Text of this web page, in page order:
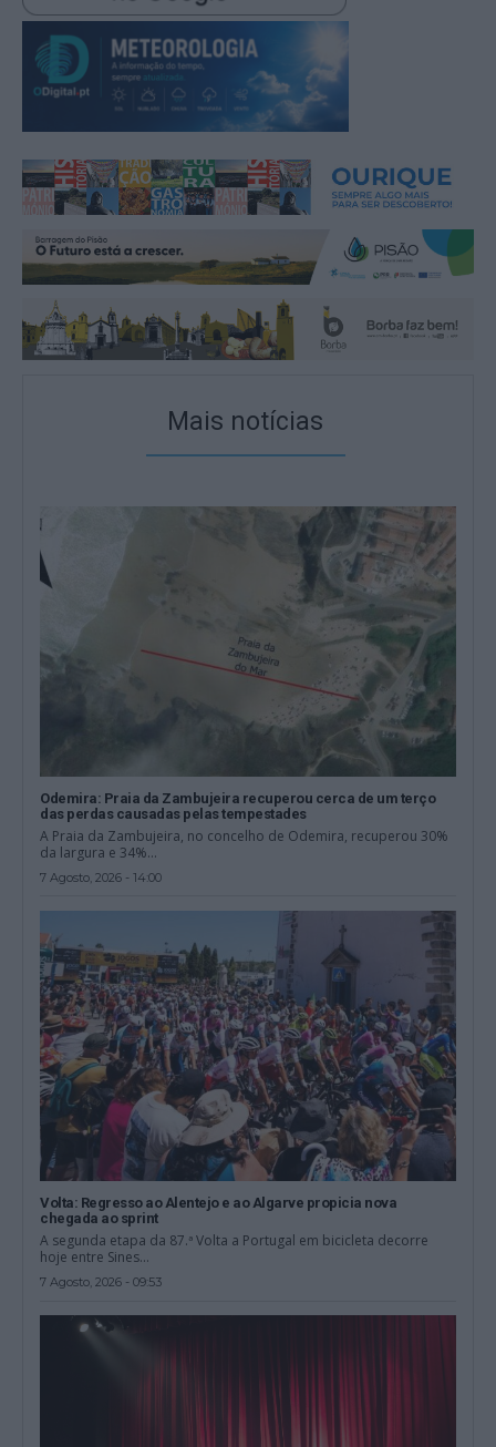
Mais notícias
Odemira: Praia da Zambujeira recuperou cerca de um terço
das perdas causadas pelas tempestades
A Praia da Zambujeira, no concelho de Odemira, recuperou 30%
da largura e 34%...
7 Agosto, 2026 - 14:00
Volta: Regresso ao Alentejo e ao Algarve propicia nova
chegada ao sprint
A segunda etapa da 87.ª Volta a Portugal em bicicleta decorre
hoje entre Sines...
7 Agosto, 2026 - 09:53